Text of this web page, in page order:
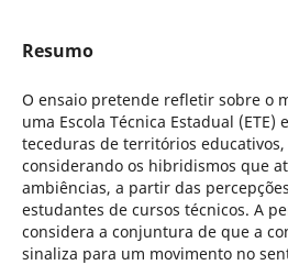
Resumo
O ensaio pretende refletir sobre o
uma Escola Técnica Estadual (ETE)
teceduras de territórios educativos,
considerando os hibridismos que
ambiências, a partir das
estudantes de cursos técnicos. A
considera a conjuntura de que a
sinaliza para um movimento no